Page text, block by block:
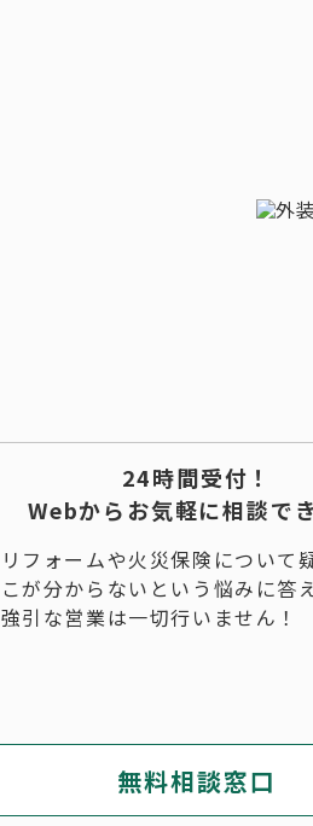
24時間受付！
Webからお気軽に相談で
リフォームや火災保険について
こが分からないという悩みに答
強引な営業は一切行いません！
無料相談窓口